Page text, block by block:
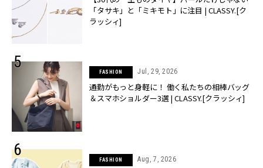
「タサキ」と「ミキモト」に注目 | CLASSY.[ク
ラッシィ]
FASHION Jul, 29, 2026
通勤がもっと身軽に！ 働く私たちの相棒バッグ
＆スマホショルダー3選 | CLASSY.[クラッシィ]
FASHION Aug, 7, 2026